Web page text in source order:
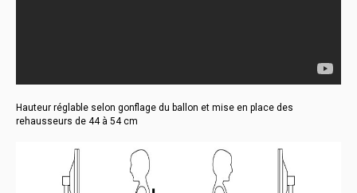
Hauteur réglable selon gonflage du ballon et mise en place des
rehausseurs de 44 à 54 cm